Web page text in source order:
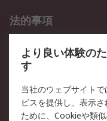
法的事項
クッキーポリシー
RSについて
会社概要
より良い体験の
す
当社のウェブサイト
ビスを提供し、表示
ために、Cookieや類